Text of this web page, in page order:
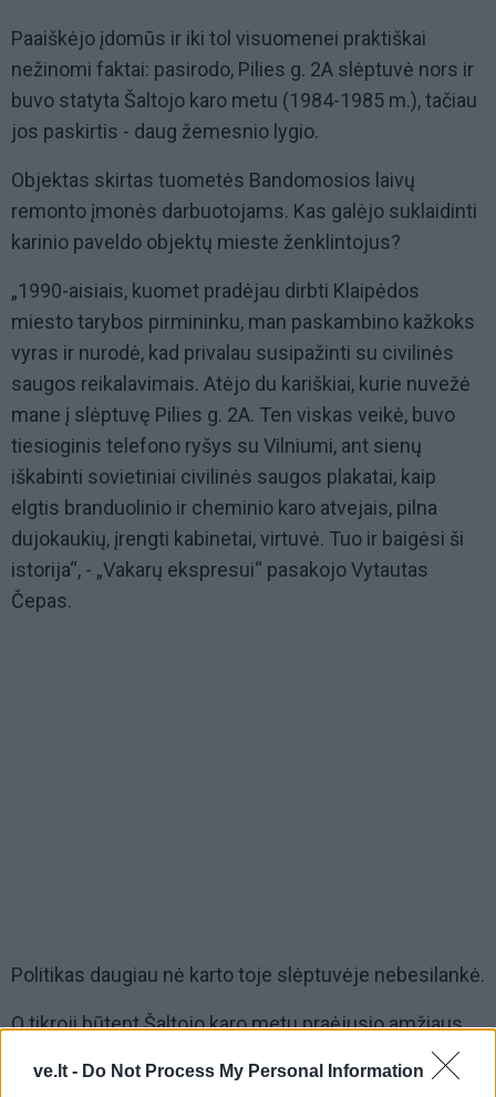
ve.lt - Do Not Process My Personal Information
Paaiškėjo įdomūs ir iki tol visuomenei praktiškai
nežinomi faktai: pasirodo, Pilies g. 2A slėptuvė nors ir
buvo statyta Šaltojo karo metu (1984-1985 m.), tačiau
jos paskirtis - daug žemesnio lygio.
Objektas skirtas tuometės Bandomosios laivų
remonto įmonės darbuotojams. Kas galėjo suklaidinti
karinio paveldo objektų mieste ženklintojus?
„1990-aisiais, kuomet pradėjau dirbti Klaipėdos
miesto tarybos pirmininku, man paskambino kažkoks
vyras ir nurodė, kad privalau susipažinti su civilinės
saugos reikalavimais. Atėjo du kariškiai, kurie nuvežė
mane į slėptuvę Pilies g. 2A. Ten viskas veikė, buvo
tiesioginis telefono ryšys su Vilniumi, ant sienų
iškabinti sovietiniai civilinės saugos plakatai, kaip
elgtis branduolinio ir cheminio karo atvejais, pilna
dujokaukių, įrengti kabinetai, virtuvė. Tuo ir baigėsi ši
istorija“, - „Vakarų ekspresui“ pasakojo Vytautas
Čepas.
Politikas daugiau nė karto toje slėptuvėje nebesilankė.
O tikroji būtent Šaltojo karo metu praėjusio amžiaus
aštuntajame dešimtmetyje specialiai miesto valdžiai,
pagrindinė ir svarbiausia slėptuvė-komandinis